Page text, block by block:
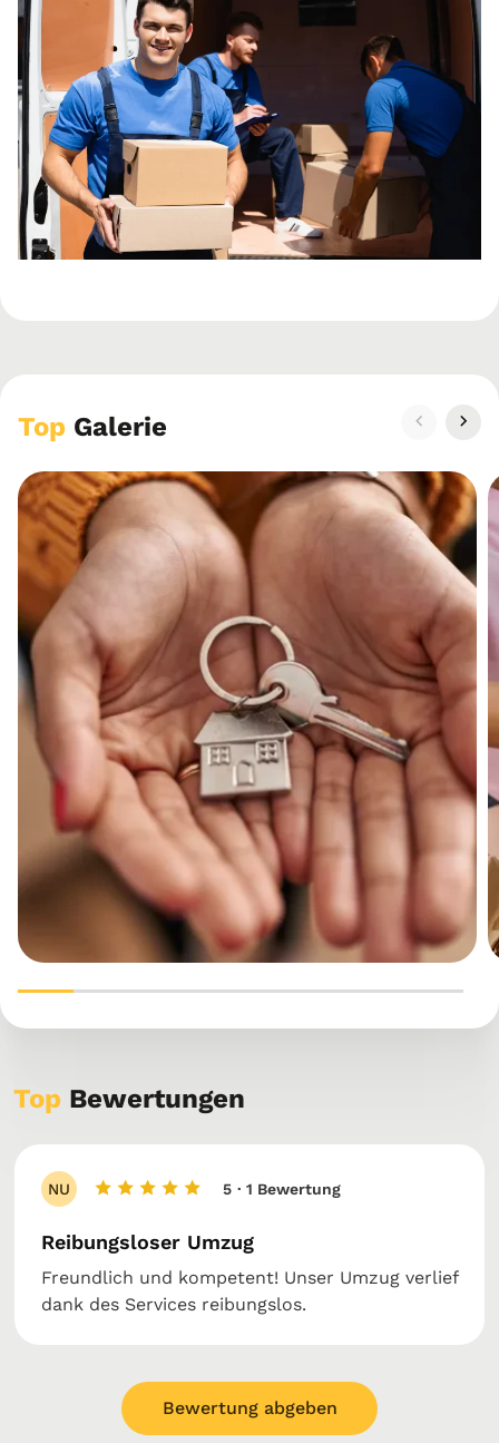
Top Galerie
Top Bewertungen
NU 5 · 1 Bewertung
Reibungsloser Umzug
Freundlich und kompetent! Unser Umzug verlief
dank des Services reibungslos.
Bewertung abgeben